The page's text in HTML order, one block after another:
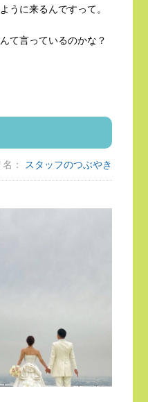
うに来るんですって。
て言っているのかな？
： スタッフのつぶやき